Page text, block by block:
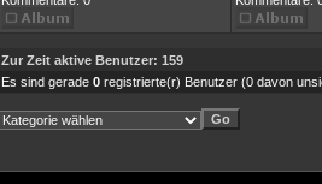
Zur Zeit aktive Benutzer: 159
Es sind gerade 0 registrierte(r) Benutzer (0 davon